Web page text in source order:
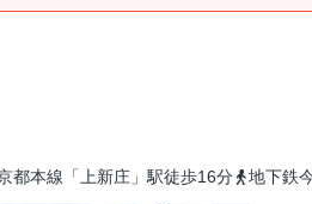
都本線「上新庄」駅徒歩16分 地下鉄